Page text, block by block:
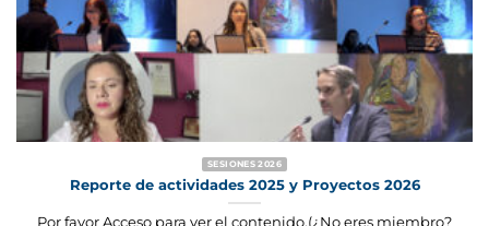
SESIONES 2026
Reporte de actividades 2025 y Proyectos 2026
Por favor Acceso para ver el contenido.(¿No eres miembro?